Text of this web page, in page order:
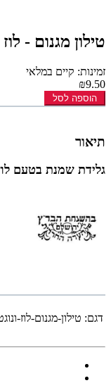
טילון מגנום - לוז
זמינות: קיים במלאי
₪9.50
הוספה לסל
תיאור
גלידת שמנת בטעם
דגם: טילון-מגנום-לוז-